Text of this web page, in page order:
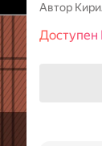
Автор
Доступен